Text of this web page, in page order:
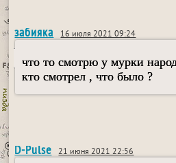
забияка 16 июля 2021 09:24
что то смотрю у мурки
кто смотрел , что было ?
D-Pulse 21 июня 2021 22:56